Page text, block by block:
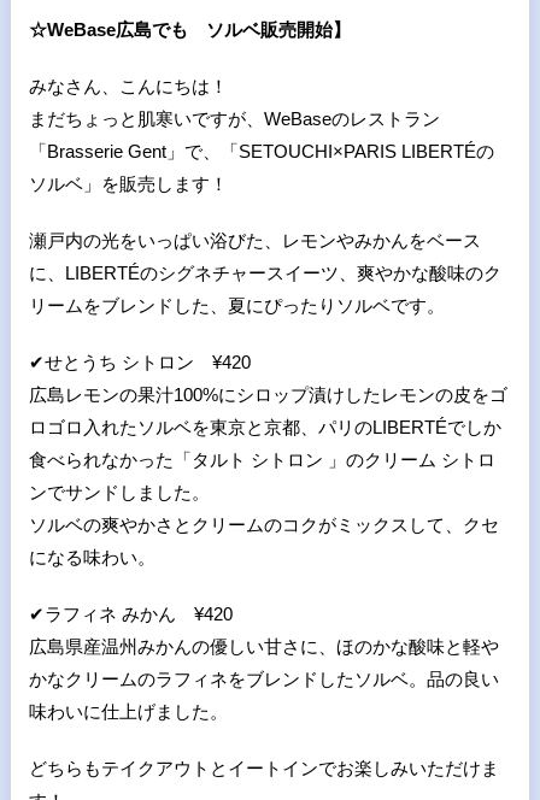
☆WeBase広島でも ソルベ販売開始】
みなさん、こんにちは！
まだちょっと肌寒いですが、WeBaseのレストラン
「Brasserie Gent」で、「SETOUCHI×PARIS LIBERTÉの
ソルベ」を販売します！
瀬戸内の光をいっぱい浴びた、レモンやみかんをベース
に、LIBERTÉのシグネチャースイーツ、爽やかな酸味のク
リームをブレンドした、夏にぴったりソルベです。
✔せとうち シトロン ¥420
広島レモンの果汁100%にシロップ漬けしたレモンの皮をゴ
ロゴロ入れたソルベを東京と京都、パリのLIBERTÉでしか
食べられなかった「タルト シトロン 」のクリーム シトロ
ンでサンドしました。
ソルベの爽やかさとクリームのコクがミックスして、クセ
になる味わい。
✔ラフィネ みかん ¥420
広島県産温州みかんの優しい甘さに、ほのかな酸味と軽や
かなクリームのラフィネをブレンドしたソルベ。品の良い
味わいに仕上げました。
どちらもテイクアウトとイートインでお楽しみいただけま